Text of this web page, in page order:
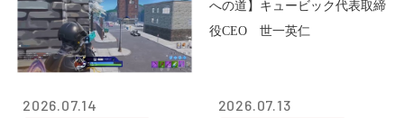
2026.07.14 2026.07.13